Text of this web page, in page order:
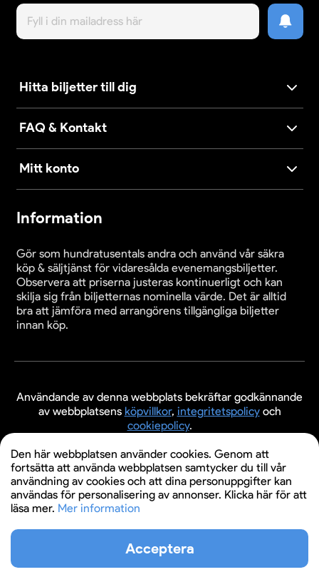
Hitta biljetter till dig
FAQ & Kontakt
Mitt konto
Information
Gör som hundratusentals andra och använd vår säkra
köp & säljtjänst för vidaresålda evenemangsbiljetter.
Observera att priserna justeras kontinuerligt och kan
skilja sig från biljetternas nominella värde. Det är alltid
bra att jämföra med arrangörens tillgängliga biljetter
innan köp.
Användande av denna webbplats bekräftar godkännande
av webbplatsens köpvillkor, integritetspolicyoch
cookiepolicy.
© 2026 Evenemangsbiljetter.se
Den här webbplatsen använder cookies. Genom att
fortsätta att använda webbplatsen samtycker du till vår
användning av cookies och att dina personuppgifter kan
användas för personalisering av annonser. Klicka här för att
läsa mer. Mer information
Acceptera